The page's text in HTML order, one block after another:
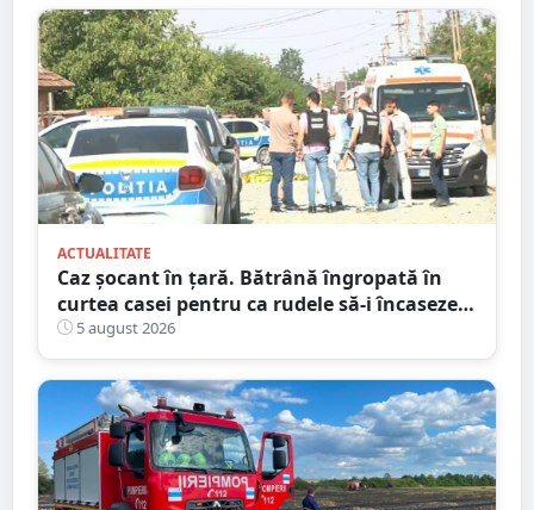
ACTUALITATE
Caz șocant în țară. Bătrână îngropată în
curtea casei pentru ca rudele să-i încaseze
pensia
5 august 2026